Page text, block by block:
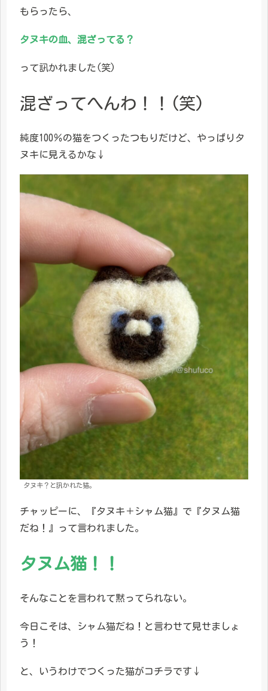
もらったら、
タヌキの血、混ざってる？
って訊かれました(笑)
混ざってへんわ！！(笑)
純度100％の猫をつくったつもりだけど、やっぱりタ
ヌキに見えるかな↓
タヌキ？と訊かれた猫。
チャッピーに、『タヌキ＋シャム猫』で『タヌム猫
だね！』って言われました。
タヌム猫！！
そんなことを言われて黙ってられない。
今日こそは、シャム猫だね！と言わせて見せましょ
う！
と、いうわけでつくった猫がコチラです↓